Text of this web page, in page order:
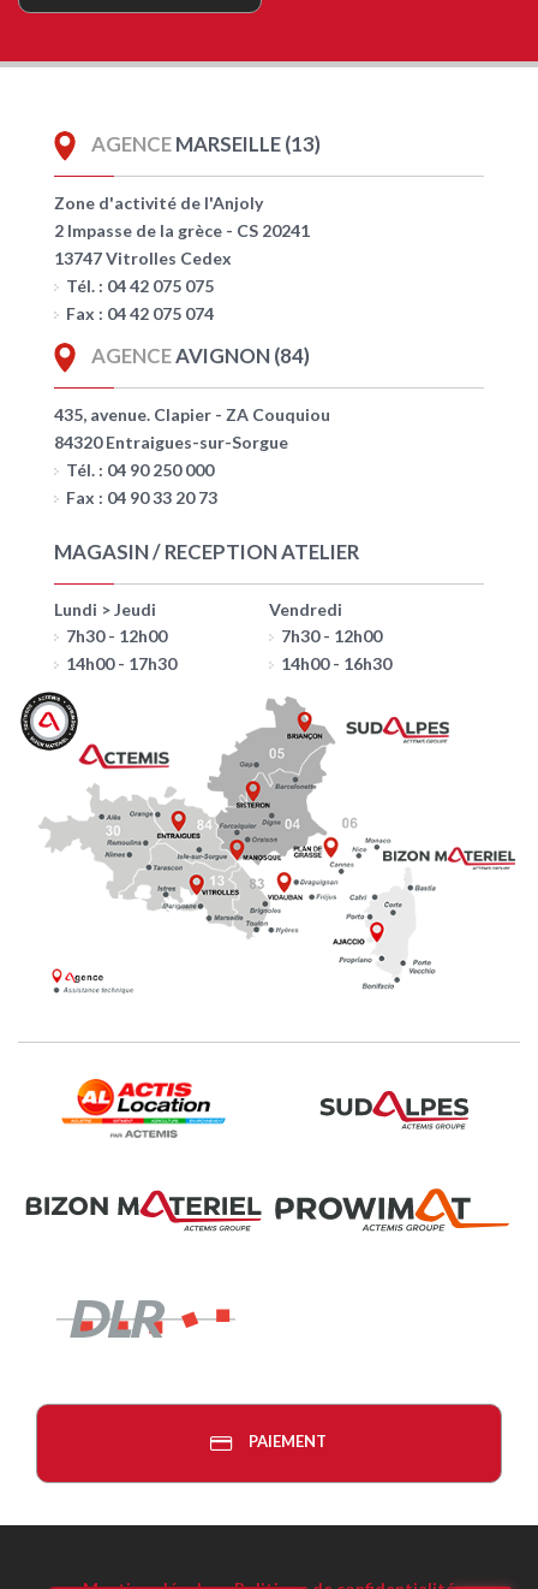
AGENCEMARSEILLE (13)
Zone d'activité de l'Anjoly
2 Impasse de la grèce - CS 20241
13747 Vitrolles Cedex
Tél. : 04 42 075 075
Fax : 04 42 075 074
AGENCEAVIGNON (84)
435, avenue. Clapier - ZA Couquiou
84320 Entraigues-sur-Sorgue
Tél. : 04 90 250 000
Fax : 04 90 33 20 73
MAGASIN / RECEPTION ATELIER
Lundi > Jeudi
7h30 - 12h00
14h00 - 17h30
Vendredi
7h30 - 12h00
14h00 - 16h30
PAIEMENT